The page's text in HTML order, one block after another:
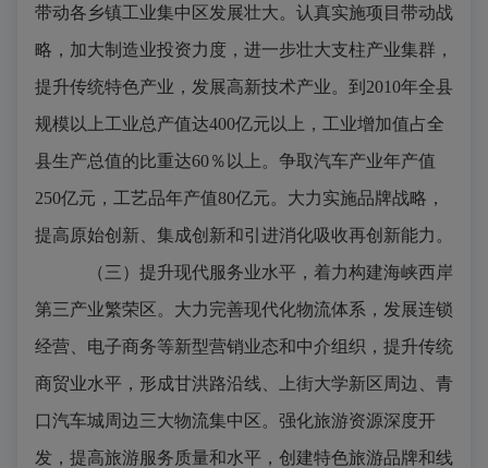
带动各乡镇工业集中区发展壮大。认真实施项目带动战
略，加大制造业投资力度，进一步壮大支柱产业集群，
提升传统特色产业，发展高新技术产业。到 2010年全县
规模以上工业总产值达400亿元以上，工业增加值占全
县生产总值的比重达60％以上。争取汽车产业年产值
250亿元，工艺品年产值80亿元。大力实施品牌战略，
提高原始创新、集成创新和引进消化吸收再创新能力。
（三）提升现代服务业水平，着力构建海峡西岸
第三产业繁荣区。 大力完善现代化物流体系，发展连锁
经营、电子商务等新型营销业态和中介组织，提升传统
商贸业水平，形成甘洪路沿线、上街大学新区周边、青
口汽车城周边三大物流集中区。强化旅游资源深度开
发，提高旅游服务质量和水平，创建特色旅游品牌和线